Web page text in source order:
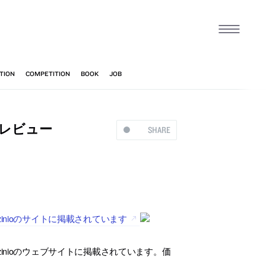
SHARE
ビュー
のサイトに掲載されています
のウェブサイトに掲載されています。価